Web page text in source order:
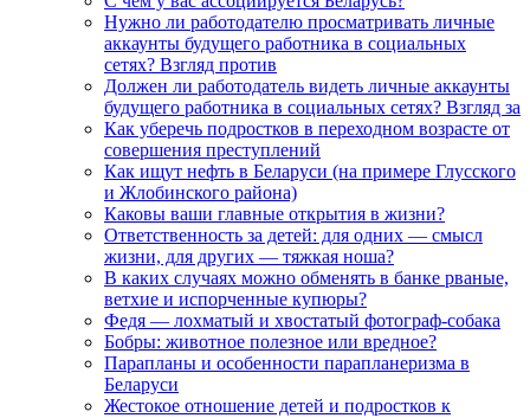
Нужно ли работодателю просматривать личные
аккаунты будущего работника в социальных
сетях? Взгляд против
Должен ли работодатель видеть личные аккаунты
будущего работника в социальных сетях? Взгляд за
Как уберечь подростков в переходном возрасте от
совершения преступлений
Как ищут нефть в Беларуси (на примере Глусского
и Жлобинского района)
Каковы ваши главные открытия в жизни?
Ответственность за детей: для одних — смысл
жизни, для других — тяжкая ноша?
В каких случаях можно обменять в банке рваные,
ветхие и испорченные купюры?
Федя — лохматый и хвостатый фотограф-собака
Бобры: животное полезное или вредное?
Парапланы и особенности парапланеризма в
Беларуси
Жестокое отношение детей и подростков к